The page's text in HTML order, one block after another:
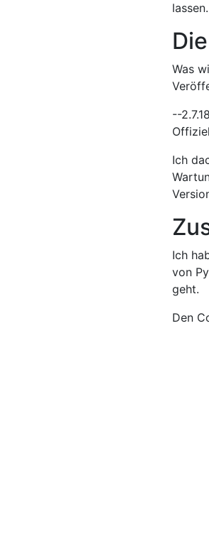
lassen.
Was
--
Ich
Ich
von
geht.
Den